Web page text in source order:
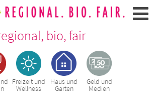
bio, fair
Freizeit und
Wellness
Haus und
Garten
Geld und
Medien